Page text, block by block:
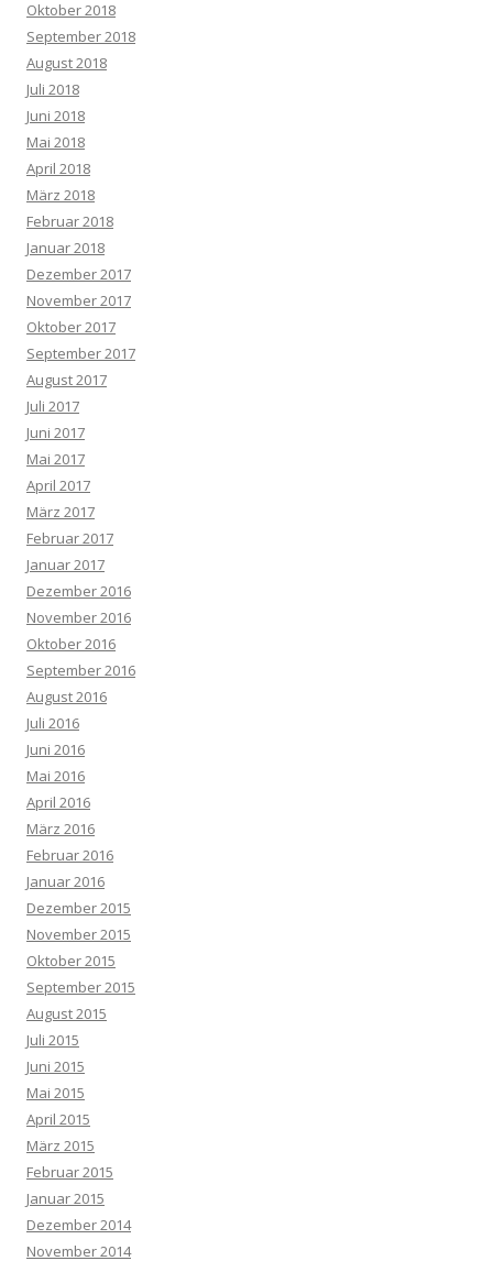
Oktober 2018
September 2018
August 2018
Juli 2018
Juni 2018
Mai 2018
April 2018
März 2018
Februar 2018
Januar 2018
Dezember 2017
November 2017
Oktober 2017
September 2017
August 2017
Juli 2017
Juni 2017
Mai 2017
April 2017
März 2017
Februar 2017
Januar 2017
Dezember 2016
November 2016
Oktober 2016
September 2016
August 2016
Juli 2016
Juni 2016
Mai 2016
April 2016
März 2016
Februar 2016
Januar 2016
Dezember 2015
November 2015
Oktober 2015
September 2015
August 2015
Juli 2015
Juni 2015
Mai 2015
April 2015
März 2015
Februar 2015
Januar 2015
Dezember 2014
November 2014